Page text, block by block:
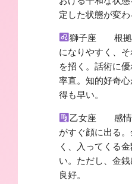
定した状態が変わ
獅子座 根拠
になりやすく、
を招く。話術に
率直。知的好奇
得も早い。
乙女座 感情
がすぐ顔に出る
く、入ってくる
い。ただし、金
良好。